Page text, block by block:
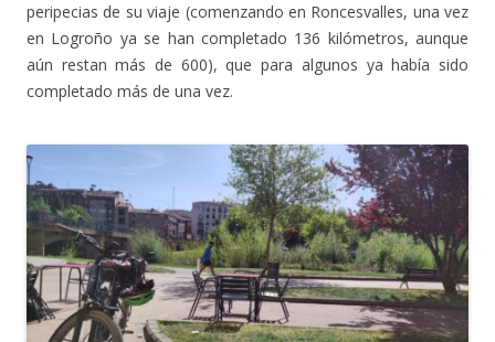
peripecias de su viaje (comenzando en Roncesvalles, una vez
en Logroño ya se han completado 136 kilómetros, aunque
aún restan más de 600), que para algunos ya había sido
completado más de una vez.